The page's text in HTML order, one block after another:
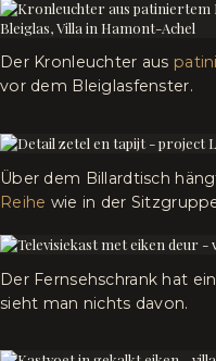
Der Kronleuchter aus
vor dem Bleiglasfenster.
Über dem Billardtisch
Reihe wie in der
Der Fernsehschrank hat
sieht man nichts davon.